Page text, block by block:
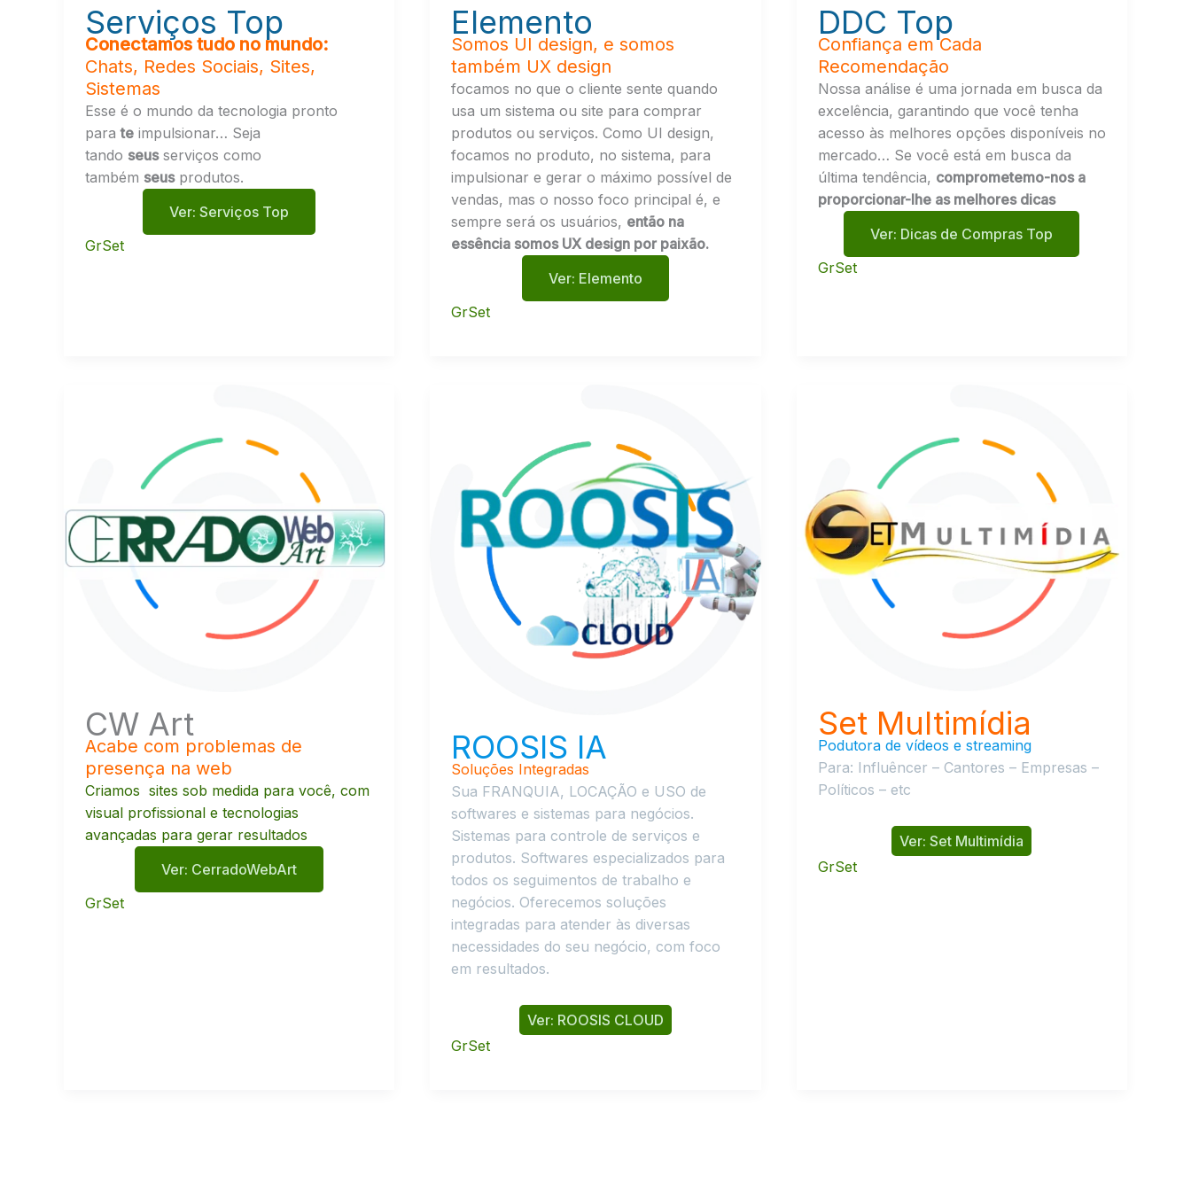
Serviços Top
Conectamos tudo no mundo:
Chats, Redes Sociais, Sites,
Sistemas
Esse é o mundo da tecnologia pronto
parate impulsionar… Seja
tando seusserviços como
também seusprodutos.
Ver: Serviços Top
GrSet
Elemento
Somos UI design, e somos
também UX design
focamos no que o cliente sente quando
usa um sistema ou site para comprar
produtos ou serviços. Como UI design,
focamos no produto, no sistema, para
impulsionar e gerar o máximo possível de
vendas, mas o nosso foco principal é, e
sempre será os usuários, então na
essência somos UX design por paixão.
Ver: Elemento
GrSet
DDC Top
Confiança em Cada
Recomendação
Nossa análise é uma jornada em busca da
excelência, garantindo que você tenha
acesso às melhores opções disponíveis no
mercado… Se você está em busca da
última tendência, comprometemo-nos a
proporcionar-lhe as melhores dicas
Ver: Dicas de Compras Top
GrSet
CW Art
Acabe com problemas de
presença na web
Criamos sites sob medida para você, com
visual profissional e tecnologias
avançadas para gerar resultados
Ver: CerradoWebArt
GrSet
ROOSIS IA
Soluções Integradas
Sua FRANQUIA, LOCAÇÃO e USO de
softwares e sistemas para negócios.
Sistemas para controle de serviços e
produtos. Softwares especializados para
todos os seguimentos de trabalho e
negócios. Oferecemos soluções
integradas para atender às diversas
necessidades do seu negócio, com foco
em resultados.
Ver: ROOSIS CLOUD
GrSet
Set Multimídia
Podutora de vídeos e streaming
Para: Influêncer – Cantores – Empresas –
Políticos – etc
Ver: Set Multimídia
GrSet